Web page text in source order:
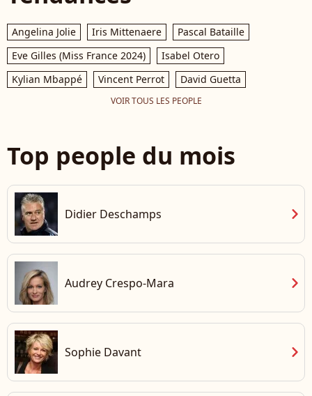
Angelina Jolie Iris Mittenaere
Pascal Bataille
Eve Gilles (Miss France 2024)
Isabel Otero
Kylian Mbappé
Vincent Perrot David Guetta
VOIR TOUS LES PEOPLE
Top people du mois
Didier Deschamps chevron_right
Audrey Crespo-Mara chevron_right
Sophie Davant chevron_right